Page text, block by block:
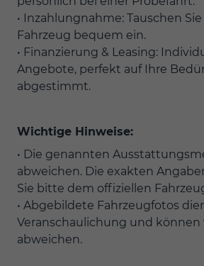
• Inzahlungnahme: Tauschen
Fahrzeug bequem ein.
• Finanzierung & Leasing:
Angebote, perfekt auf Ihre
abgestimmt.
Wichtige Hinweise:
• Die genannten
abweichen. Die exakten
Sie bitte dem offiziellen
• Abgebildete Fahrzeugfotos
Veranschaulichung und können
abweichen.